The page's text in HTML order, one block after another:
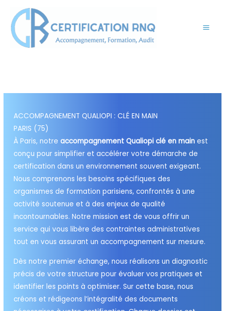
contenu
ACCOMPAGNEMENT QUALIOPI : CLÉ EN MAIN
PARIS (75)
À Paris, notreaccompagnement Qualiopi clé en main est
conçu pour simplifier et accélérer votre démarche de
certification dans un environnement souvent exigeant.
Nous comprenons les besoins spécifiques des
organismes de formation parisiens, confrontés à une
activité soutenue et à des enjeux de qualité
incontournables. Notre mission est de vous offrir un
service qui vous libère des contraintes administratives
tout en vous assurant un accompagnement sur mesure.
Dès notre premier échange, nous réalisons un diagnostic
précis de votre structure pour évaluer vos pratiques et
identifier les points à optimiser. Sur cette base, nous
créons et rédigeons l’intégralité des documents